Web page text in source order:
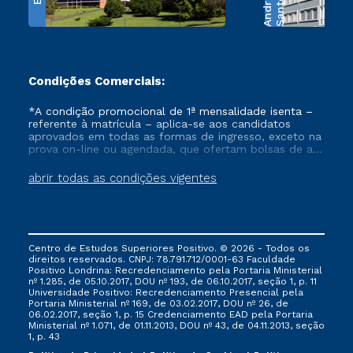
S
a
n
t
o
s
A
n
d
r
a
d
Condições Comerciais:
abrir todas as condições vigentes
*A condição promocional de 1ª mensalidade isenta –
referente à matrícula – aplica-se aos candidatos
aprovados em todas as formas de ingresso, exceto na
prova on-line ou agendada, que ofertam bolsas de até
vigente, que ainda não tenham efetivado e/ou não
tenham cancelado ou trancado sua matrícula em uma
via FIES, Prouni e outros programas governamentais, e
não se acumula com nenhuma outra campanha
ofertada pela Instituição.
Centro de Estudos Superiores Positivo. © 2026 - Todos os
direitos reservados. CNPJ: 78.791.712/0001-63 Faculdade
Positivo Londrina: Recredenciamento pela Portaria Ministerial
nº 1.285, de 05.10.2017, DOU nº 193, de 06.10.2017, seção 1, p. 11
Universidade Positivo: Recredenciamento Presencial ​pela
Portaria Ministerial nº 169, de 03.02.2017, DOU nº 26, de
06.02.2017, seção 1, p. 15 Credenciamento EAD pela Portaria
Ministerial nº 1.071, de 01.11.2013, DOU nº 43, de 04.11.2013, seção
1, p. 43